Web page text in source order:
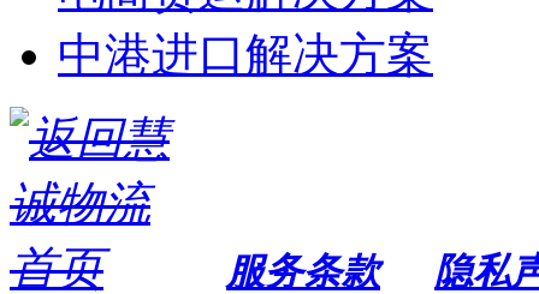
中港进口解决方案
服务条款 隐私